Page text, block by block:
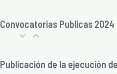
Convocatorias Publicas 2024
Publicación de la ejecución